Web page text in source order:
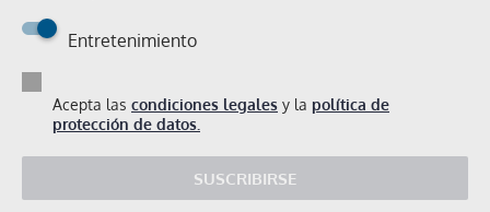
Entretenimiento
Acepta las condiciones legales y la política de
protección de datos.
SUSCRIBIRSE